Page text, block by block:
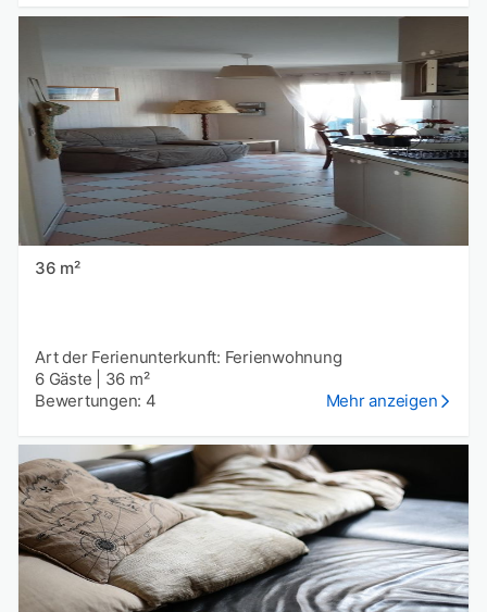
36 m²
Art der Ferienunterkunft: Ferienwohnung
6 Gäste
36 m²
Bewertungen: 4
Mehr anzeigen